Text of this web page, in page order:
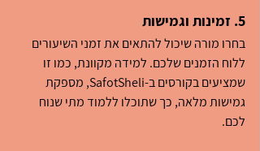
5. זמינות וגמישות
בחרו מורה שיכול להתאים את זמני השיעורים
ללוח הזמנים שלכם. למידה מקוונת, כמו זו
שמציעים בקורסים ב-SafotSheli, מספקת
גמישות מלאה, כך שתוכלו ללמוד מתי שנוח
לכם.